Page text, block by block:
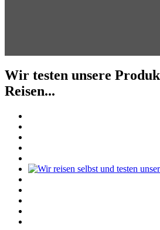
Wir testen unsere
Reisen...